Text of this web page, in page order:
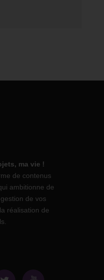
ma vie !
de contenus
ambitionne de
de vos
réalisation de